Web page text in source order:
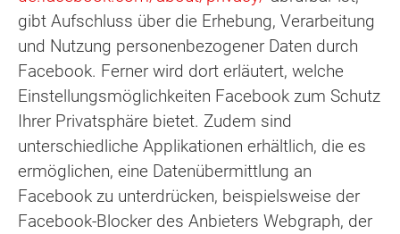
gibt Aufschluss über die Erhebung, Verarbeitung
und Nutzung personenbezogener Daten durch
Facebook. Ferner wird dort erläutert, welche
Einstellungsmöglichkeiten Facebook zum Schutz
Ihrer Privatsphäre bietet. Zudem sind
unterschiedliche Applikationen erhältlich, die es
ermöglichen, eine Datenübermittlung an
Facebook zu unterdrücken, beispielsweise der
Facebook-Blocker des Anbieters Webgraph, der